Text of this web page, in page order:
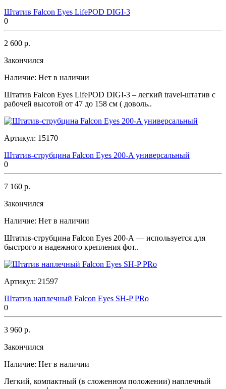
Штатив Falcon Eyes LifePOD DIGI-3
0
2 600 р.
Закончился
Наличие: Нет в наличии
Штатив Falcon Eyes LifePOD DIGI-3 – легкий travel-штатив с
рабочей высотой от 47 до 158 см ( доволь..
Артикул: 15170
Штатив-струбцина Falcon Eyes 200-A универсальный
0
7 160 р.
Закончился
Наличие: Нет в наличии
Штатив-струбцина Falcon Eyes 200-A — используется для
быстрого и надежного крепления фот..
Артикул: 21597
Штатив наплечный Falcon Eyes SH-P PRo
0
3 960 р.
Закончился
Наличие: Нет в наличии
Легкий, компактный (в сложенном положении) наплечный